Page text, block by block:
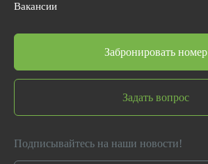
Вакансии
Забронировать номер
Задать вопрос
Подписывайтесь на наши новости!